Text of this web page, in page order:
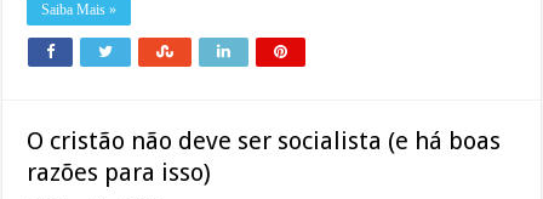
Saiba Mais »
O cristão não deve ser socialista (e há boas
razões para isso)